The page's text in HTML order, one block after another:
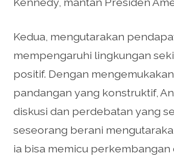
Kedua, mengutarakan
mempengaruhi lingkungan
positif. Dengan
pandangan yang konstruktif,
diskusi dan perdebatan yang
seseorang berani
ia bisa memicu perkembangan